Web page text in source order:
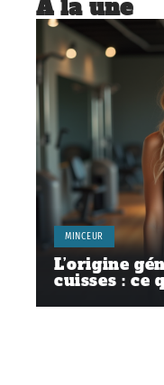
À la une
MINCEUR
L’origine
cuisses : ce